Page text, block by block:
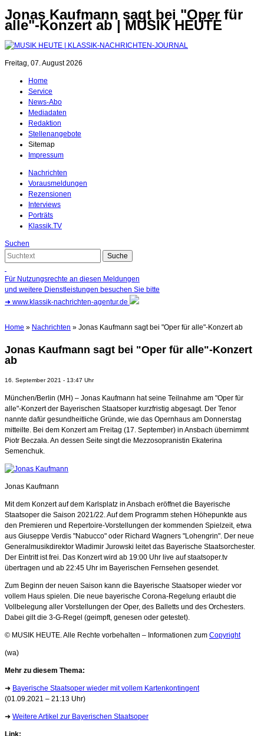
Jonas Kaufmann sagt bei "Oper für
alle"-Konzert ab | MUSIK HEUTE
Freitag, 07. August 2026
Home
Service
News-Abo
Mediadaten
Redaktion
Stellenangebote
Sitemap
Impressum
Nachrichten
Vorausmeldungen
Rezensionen
Interviews
Porträts
Klassik.TV
Suchen
Für Nutzungsrechte an diesen Meldungen
und weitere Dienstleistungen besuchen Sie bitte
➜ www.klassik-nachrichten-agentur.de
Home » Nachrichten » Jonas Kaufmann sagt bei "Oper für alle"-Konzert ab
Jonas Kaufmann sagt bei "Oper für alle"-Konzert
ab
16. September 2021 - 13:47 Uhr
München/Berlin (MH) – Jonas Kaufmann hat seine Teilnahme am "Oper für
alle"-Konzert der Bayerischen Staatsoper kurzfristig abgesagt. Der Tenor
nannte dafür gesundheitliche Gründe, wie das Opernhaus am Donnerstag
mitteilte. Bei dem Konzert am Freitag (17. September) in Ansbach übernimmt
Piotr Beczała. An dessen Seite singt die Mezzosopranistin Ekaterina
Semenchuk.
Jonas Kaufmann
Mit dem Konzert auf dem Karlsplatz in Ansbach eröffnet die Bayerische
Staatsoper die Saison 2021/22. Auf dem Programm stehen Höhepunkte aus
den Premieren und Repertoire-Vorstellungen der kommenden Spielzeit, etwa
aus Giuseppe Verdis "Nabucco" oder Richard Wagners "Lohengrin". Der neue
Generalmusikdirektor Wladimir Jurowski leitet das Bayerische Staatsorchester.
Der Eintritt ist frei. Das Konzert wird ab 19:00 Uhr live auf staatsoper.tv
übertragen und ab 22:45 Uhr im Bayerischen Fernsehen gesendet.
Zum Beginn der neuen Saison kann die Bayerische Staatsoper wieder vor
vollem Haus spielen. Die neue bayerische Corona-Regelung erlaubt die
Vollbelegung aller Vorstellungen der Oper, des Balletts und des Orchesters.
Dabei gilt die 3-G-Regel (geimpft, genesen oder getestet).
© MUSIK HEUTE. Alle Rechte vorbehalten – Informationen zum Copyright
(wa)
Mehr zu diesem Thema:
➜ Bayerische Staatsoper wieder mit vollem Kartenkontingent
(01.09.2021 – 21:13 Uhr)
➜ Weitere Artikel zur Bayerischen Staatsoper
Link: